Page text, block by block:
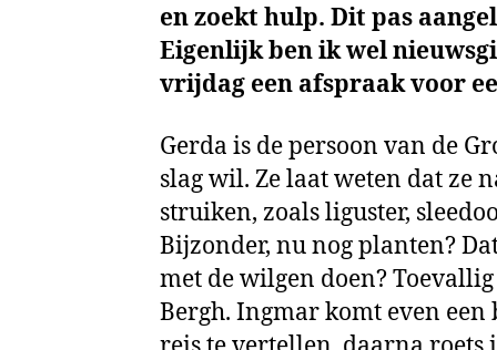
en zoekt hulp. Dit pas
Eigenlijk ben ik wel
vrijdag een afspraak voor
Gerda is de persoon van de
slag wil. Ze laat weten dat ze
struiken, zoals liguster,
Bijzonder, nu nog planten?
met de wilgen doen?
Bergh. Ingmar komt even